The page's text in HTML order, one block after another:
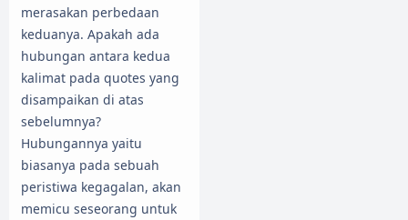
merasakan perbedaan
keduanya. Apakah ada
hubungan antara kedua
kalimat pada quotes yang
disampaikan di atas
sebelumnya?
Hubungannya yaitu
biasanya pada sebuah
peristiwa kegagalan, akan
memicu seseorang untuk